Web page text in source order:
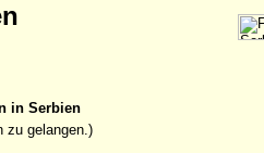
in Serbien
zu gelangen.)